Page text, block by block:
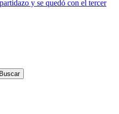
y se quedó con el tercer
Buscar